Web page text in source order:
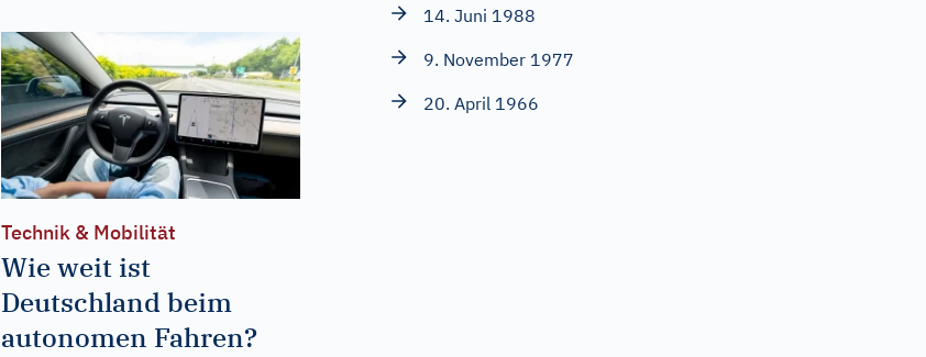
Technik & Mobilität
Wie weit ist
Deutschland beim
autonomen Fahren?
14. Juni 1988
9. November 1977
20. April 1966